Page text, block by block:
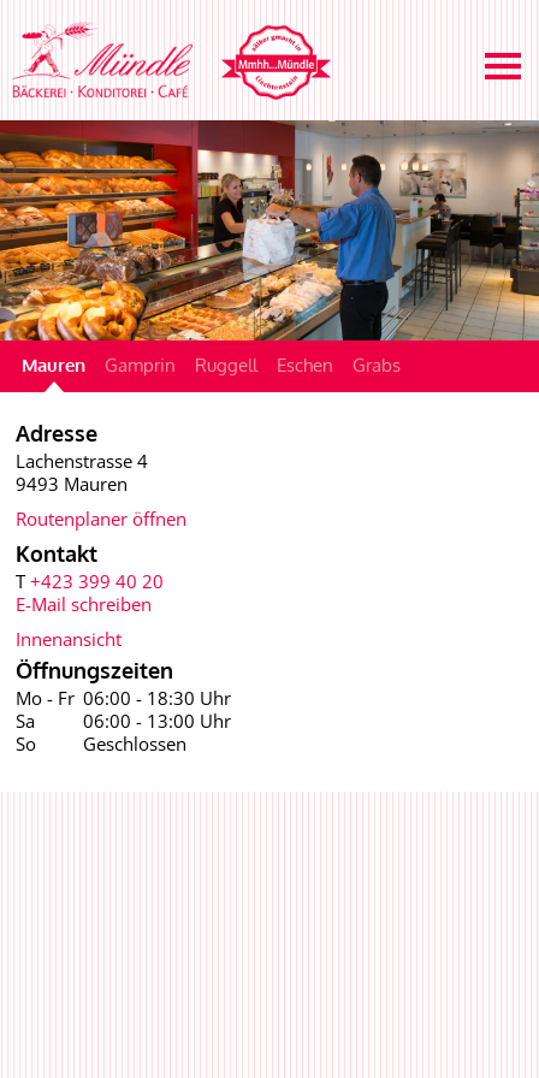
Inhalt
springen
Mauren Gamprin Ruggell Eschen Grabs
Adresse
Lachenstrasse 4
9493 Mauren
Routenplaner öffnen
Kontakt
T+423 399 40 20
E-Mail schreiben
Innenansicht
Öffnungszeiten
Mo - Fr 06:00 - 18:30 Uhr
Sa
06:00 - 13:00 Uhr
So
Geschlossen